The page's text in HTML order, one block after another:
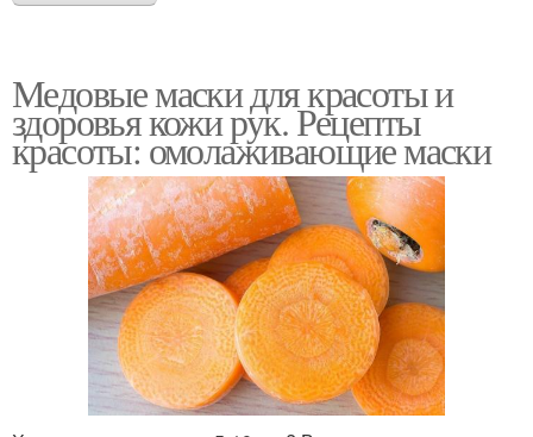
Медовые маски для красоты и
здоровья кожи рук. Рецепты
красоты: омолаживающие маски